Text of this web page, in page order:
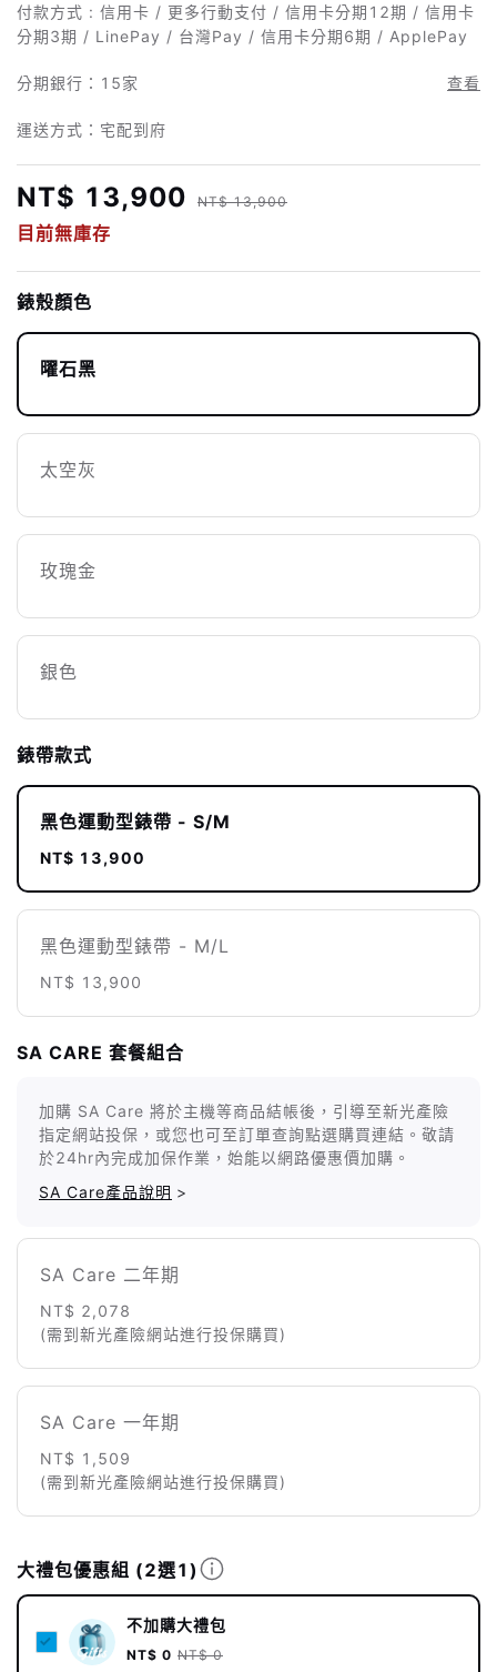
付款方式 : 信用卡 / 更多行動支付 / 信用卡分期12期 / 信用卡
分期3期 / LinePay / 台灣Pay / 信用卡分期6期 / ApplePay
分期銀行： 15家 查看
運送方式：宅配到府
NT$ 13,900 NT$ 13,900
目前無庫存
錶殼顏色
曜石黑
太空灰
玫瑰金
銀色
錶帶款式
黑色運動型錶帶 - S/M
NT$ 13,900
黑色運動型錶帶 - M/L
NT$ 13,900
SA CARE 套餐組合
加購 SA Care 將於主機等商品結帳後，引導至新光產險
指定網站投保，或您也可至訂單查詢點選購買連結。敬請
於24hr內完成加保作業，始能以網路優惠價加購。
SA Care產品說明 >
SA Care 二年期
NT$ 2,078
(需到新光產險網站進行投保購買)
SA Care 一年期
NT$ 1,509
(需到新光產險網站進行投保購買)
大禮包優惠組 (2選1)
不加購大禮包
NT$ 0 NT$ 0